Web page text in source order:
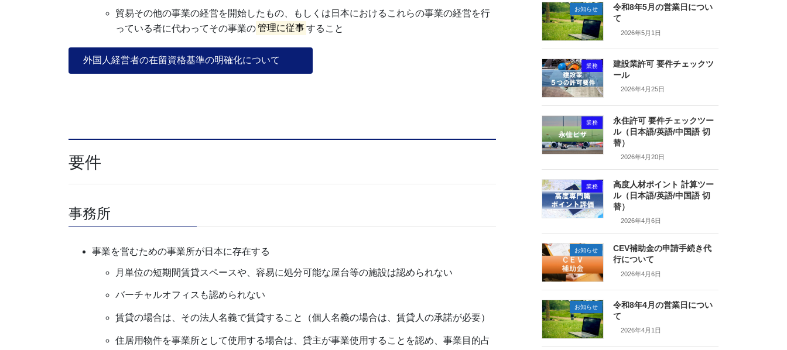
貿易その他の事業の経営を開始したもの、もしくは日本におけるこれらの事業の経営を行
っている者に代わってその事業の管理に従事すること
外国人経営者の在留資格基準の明確化について
要件
事務所
事業を営むための事業所が日本に存在する
月単位の短期間賃貸スペースや、容易に処分可能な屋台等の施設は認められない
バーチャルオフィスも認められない
賃貸の場合は、その法人名義で賃貸すること（個人名義の場合は、賃貸人の承諾が必要）
住居用物件を事業所として使用する場合は、貸主が事業使用することを認め、事業目的占
お知らせ
令和8年5月の営業日につい
て
2026年5月1日
業務
建設業許可 要件チェックツ
ール
2026年4月25日
業務
永住許可 要件チェックツー
ル（日本語/英語/中国語 切
替）
2026年4月20日
業務
高度人材ポイント 計算ツー
ル（日本語/英語/中国語 切
替）
2026年4月6日
お知らせ
CEV補助金の申請手続き代
行について
2026年4月6日
お知らせ
令和8年4月の営業日につい
て
2026年4月1日